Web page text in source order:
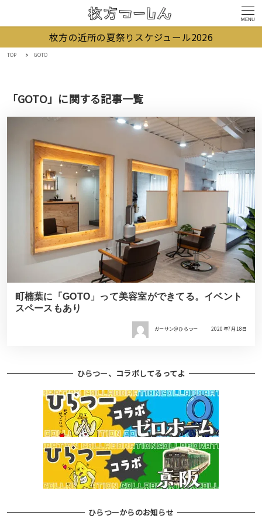
MENU
枚方の近所の夏祭りスケジュール2026
TOP GOTO
「GOTO」に関する記事一覧
町楠葉に「GOTO」って美容室ができてる。イベント
スペースもあり
ガーサン＠ひらつー 2020年7月18日
ひらつー、コラボしてるってよ
ひらつーからのお知らせ